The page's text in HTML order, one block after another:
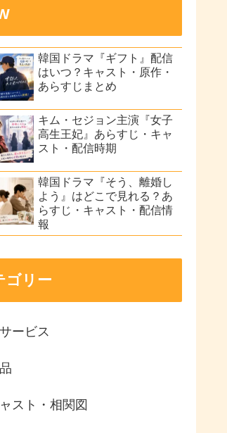
韓国ドラマ『ギフト』配信
はいつ？キャスト・原作・
あらすじまとめ
キム・セジョン主演『女子
高生王妃』あらすじ・キャ
スト・配信時期
韓国ドラマ『そう、離婚し
よう』はどこで見れる？あ
らすじ・キャスト・配信情
報
ゴリー
ービス
スト・相関図